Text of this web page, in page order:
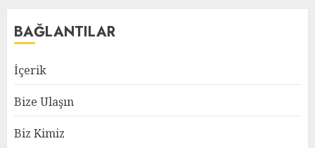
BAĞLANTILAR
İçerik
Bize Ulaşın
Biz Kimiz